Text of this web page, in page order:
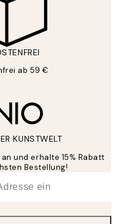
ab 59 €
KUNSTWELT
und erhalte 15% Rabatt
Bestellung!